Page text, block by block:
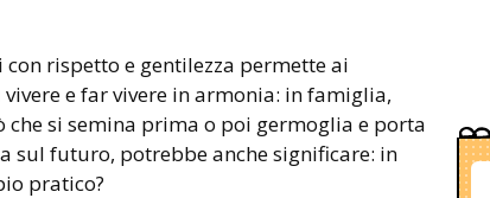
rispetto e gentilezza permette ai
e far vivere in armonia: in famiglia,
che si semina prima o poi germoglia e porta
sul futuro, potrebbe anche significare: in
pratico?